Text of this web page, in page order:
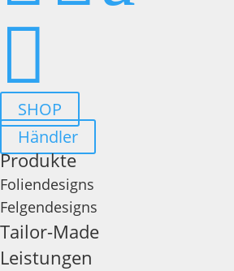

SHOP
Händler
Produkte
Foliendesigns
Felgendesigns
Tailor-Made
Leistungen